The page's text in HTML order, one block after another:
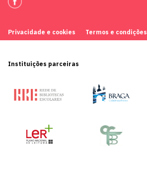
Privacidade e cookies Termos e condições
Instituições parceiras